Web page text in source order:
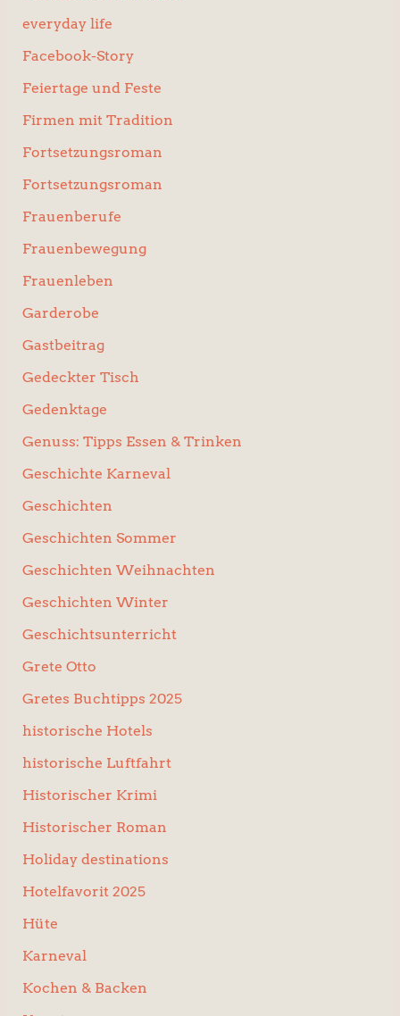
everyday life
Facebook-Story
Feiertage und Feste
Firmen mit Tradition
Fortsetzungsroman
Fortsetzungsroman
Frauenberufe
Frauenbewegung
Frauenleben
Garderobe
Gastbeitrag
Gedeckter Tisch
Gedenktage
Genuss: Tipps Essen & Trinken
Geschichte Karneval
Geschichten
Geschichten Sommer
Geschichten Weihnachten
Geschichten Winter
Geschichtsunterricht
Grete Otto
Gretes Buchtipps 2025
historische Hotels
historische Luftfahrt
Historischer Krimi
Historischer Roman
Holiday destinations
Hotelfavorit 2025
Hüte
Karneval
Kochen & Backen